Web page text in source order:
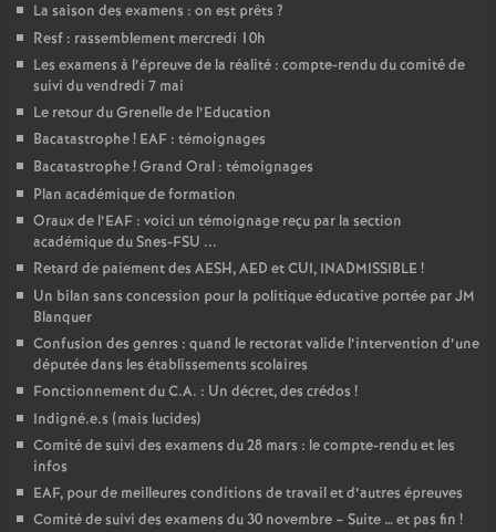
La saison des examens : on est prêts ?
Resf : rassemblement mercredi 10h
Les examens à l’épreuve de la réalité : compte-rendu du comité de
suivi du vendredi 7 mai
Le retour du Grenelle de l’Education
Bacatastrophe! EAF : témoignages
Bacatastrophe! Grand Oral : témoignages
Plan académique de formation
Oraux de l’EAF : voici un témoignage reçu par la section
académique du Snes-FSU ...
Retard de paiement des AESH, AED et CUI, INADMISSIBLE !
Un bilan sans concession pour la politique éducative portée par JM
Blanquer
Confusion des genres : quand le rectorat valide l’intervention d’une
députée dans les établissements scolaires
Fonctionnement du C.A. : Un décret, des crédos !
Indigné.e.s (mais lucides)
Comité de suivi des examens du 28 mars : le compte-rendu et les
infos
EAF, pour de meilleures conditions de travail et d’autres épreuves
Comité de suivi des examens du 30 novembre – Suite … et pas fin !